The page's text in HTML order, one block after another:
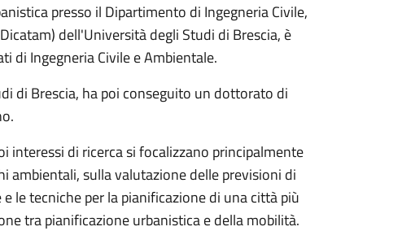
presso il Dipartimento di Ingegneria Civile,
dell'Università degli Studi di Brescia, è
di Ingegneria Civile e Ambientale.
di Brescia, ha poi conseguito un dottorato di
interessi di ricerca si focalizzano principalmente
ambientali, sulla valutazione delle previsioni di
le tecniche per la pianificazione di una città più
tra pianificazione urbanistica e della mobilità.